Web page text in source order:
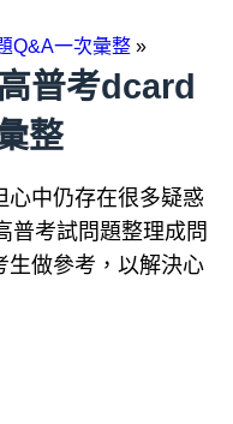
Q&A一次彙整 »
普考dcard
整
心中仍存在很多疑惑
普考試問題整理成問
生做參考，以解決心